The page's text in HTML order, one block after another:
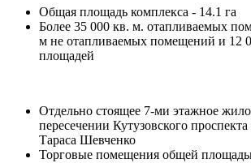
Общая площадь комплекса - 14.1 га
Более 35 000 кв. м. отапливаемых
м не отапливаемых помещений и 12
площадей
Отдельно стоящее 7-ми этажное
пересечении Кутузовского
Тараса Шевченко
Торговые помещения общей